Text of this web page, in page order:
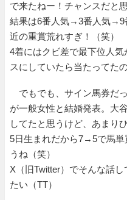
で来たねー！チャンスだと
結果は6番人気→3番人気→9
近の重賞荒れすぎ！（笑）
4着にはクビ差で最下位人
スにしていたら当たってたの
でもでも、サイン馬券だ
が一般女性と結婚発表。大
してたと思うけど、あまり
5日生まれだから7→5で馬単
うね（笑）
X（旧Twitter）でそんな話
たい（TT）